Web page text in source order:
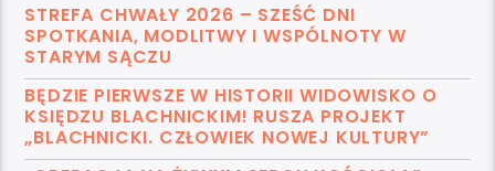
STREFA CHWAŁY 2026 – SZEŚĆ DNI
SPOTKANIA, MODLITWY I WSPÓLNOTY W
STARYM SĄCZU
BĘDZIE PIERWSZE W HISTORII WIDOWISKO O
KSIĘDZU BLACHNICKIM! RUSZA PROJEKT
„BLACHNICKI. CZŁOWIEK NOWEJ KULTURY”